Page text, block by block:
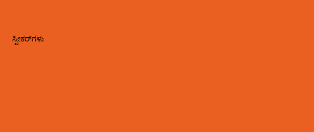
ಸ್ಪೀಕರ್‌ಗಳು